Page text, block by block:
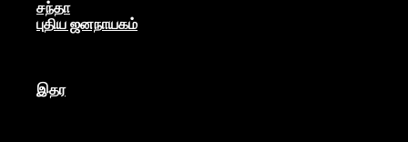
சந்தா
புதிய ஜனநாயகம்
இதர